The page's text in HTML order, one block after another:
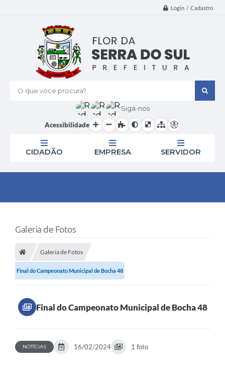
Login / Cadastro
O que voce procura?
Siga-nos
Acessibilidade
CIDADÃO EMPRESA SERVIDOR
Galeria de Fotos
Galeria de Fotos
Final do Campeonato Municipal de Bocha 48
Final do Campeonato Municipal de Bocha 48
NOTÍCIAS 16/02/2024 1 foto